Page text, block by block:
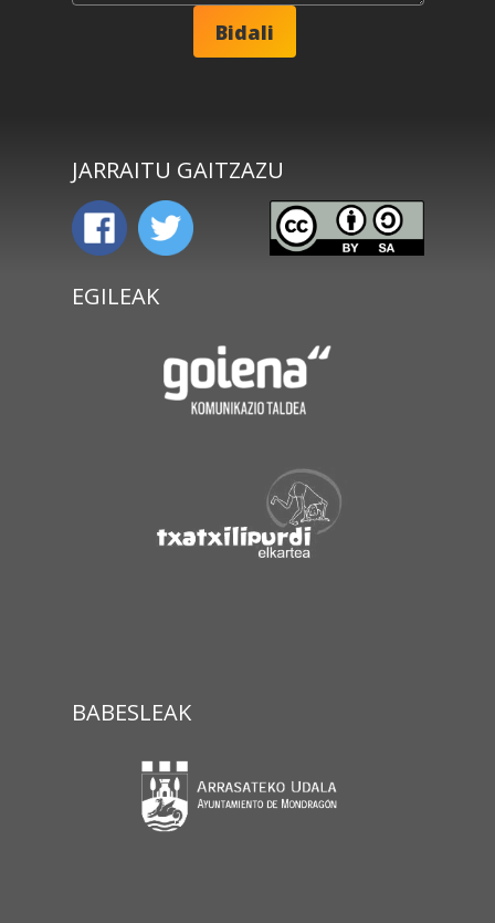
JARRAITU GAITZAZU
EGILEAK
BABESLEAK